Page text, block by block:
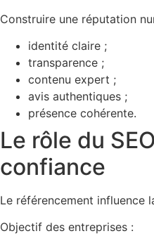
Construire une réputation
identité claire ;
transparence ;
contenu expert ;
avis authentiques ;
présence cohérente.
Le rôle du
confiance
Le référencement influence
Objectif des entreprises :